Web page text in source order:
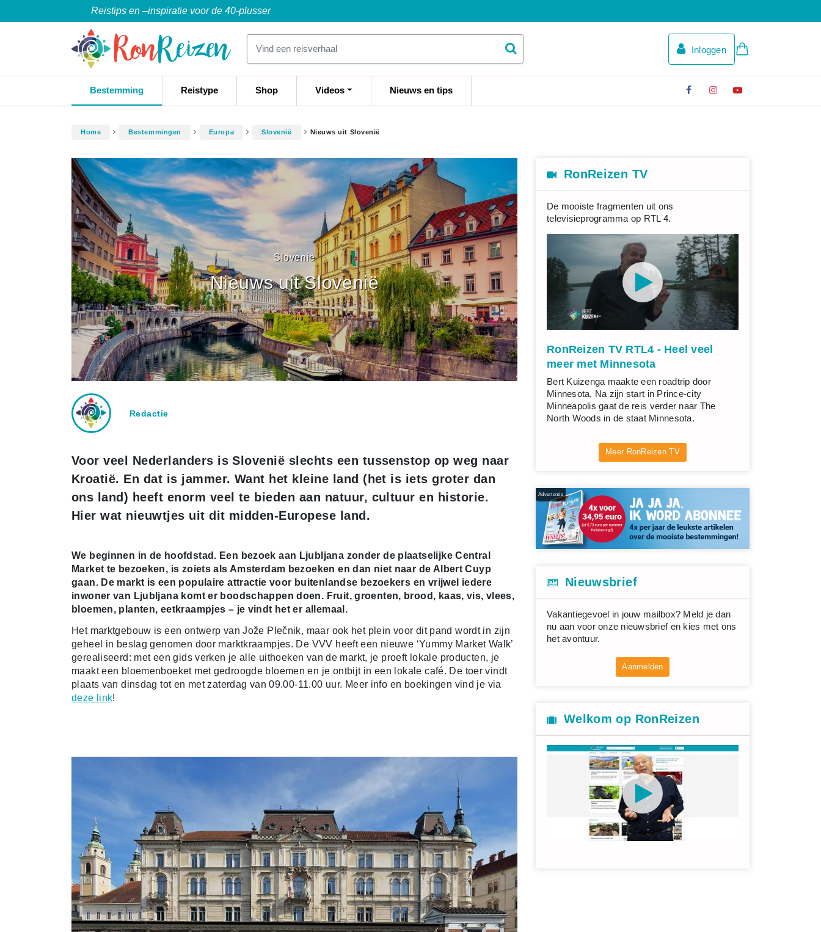
Reistips en –inspiratie voor de 40-plusser
Inloggen
Bestemming Reistype Shop Videos Nieuws en tips
Home Bestemmingen Europa Slovenië Nieuws uit Slovenië
Slovenië
Nieuws uit Slovenië
Redactie
Voor veel Nederlanders is Slovenië slechts een tussenstop op weg naar
Kroatië. En dat is jammer. Want het kleine land (het is iets groter dan
ons land) heeft enorm veel te bieden aan natuur, cultuur en historie.
Hier wat nieuwtjes uit dit midden-Europese land.
We beginnen in de hoofdstad. Een bezoek aan Ljubljana zonder de plaatselijke Central
Market te bezoeken, is zoiets als Amsterdam bezoeken en dan niet naar de Albert Cuyp
gaan. De markt is een populaire attractie voor buitenlandse bezoekers en vrijwel iedere
inwoner van Ljubljana komt er boodschappen doen. Fruit, groenten, brood, kaas, vis, vlees,
bloemen, planten, eetkraampjes – je vindt het er allemaal.
Het marktgebouw is een ontwerp van Jože Plečnik, maar ook het plein voor dit pand wordt in zijn
geheel in beslag genomen door marktkraampjes. De VVV heeft een nieuwe ‘Yummy Market Walk’
gerealiseerd: met een gids verken je alle uithoeken van de markt, je proeft lokale producten, je
maakt een bloemenboeket met gedroogde bloemen en je ontbijt in een lokale café. De toer vindt
plaats van dinsdag tot en met zaterdag van 09.00-11.00 uur. Meer info en boekingen vind je via
deze link!
RonReizen TV
De mooiste fragmenten uit ons
televisieprogramma op RTL 4.
RonReizen TV RTL4 - Heel veel
meer met Minnesota
Bert Kuizenga maakte een roadtrip door
Minnesota. Na zijn start in Prince-city
Minneapolis gaat de reis verder naar The
North Woods in de staat Minnesota.
Meer RonReizen TV
Advertentie
Nieuwsbrief
Vakantiegevoel in jouw mailbox? Meld je dan
nu aan voor onze nieuwsbrief en kies met ons
het avontuur.
Aanmelden
Welkom op RonReizen